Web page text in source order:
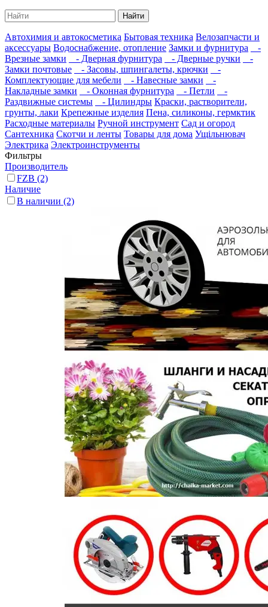
Найти
Автохимия и автокосметика Бытовая техника Велозапчасти и
аксессуары Водоснабжение, отопление Замки и фурнитура
-
Врезные замки
- Дверная фурнитура - Дверные ручки
-
Замки почтовые
- Засовы, шпингалеты, крючки
-
Комплектующие для мебели
- Навесные замки
-
Накладные замки
- Оконная фурнитура - Петли
-
Раздвижные системы
- Цилиндры Краски, растворители,
грунты, лаки Крепежные изделия Пена, силиконы, гермктик
Расходные материалы Ручной инструмент Сад и огород
Сантехника Скотчи и ленты Товары для дома Ущільнювач
Электрика Электроинструменты
Фильтры
Производитель
FZB (2)
Наличие
В наличии (2)